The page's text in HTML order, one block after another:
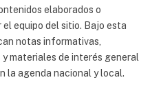
elaborados o
equipo del sitio. Bajo esta
notas informativas,
materiales de interés general
la agenda nacional y local.